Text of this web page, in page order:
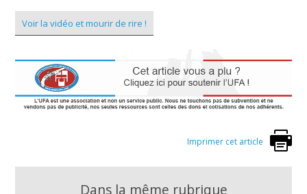
Voir la vidéo et mourir de rire !
Imprimer cet article
Dans la même rubrique